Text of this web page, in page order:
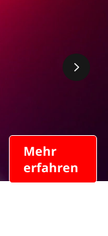
Mehr
erfahren